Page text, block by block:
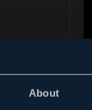
About
mora da